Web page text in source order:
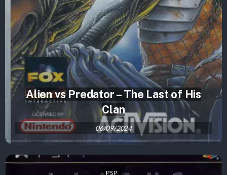
Alien vs Predator – The Last of His
Clan
06/09/2024
PSP